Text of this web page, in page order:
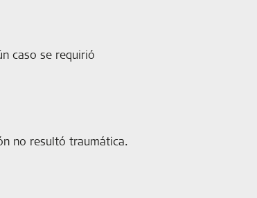
caso se requirió
no resultó traumática.